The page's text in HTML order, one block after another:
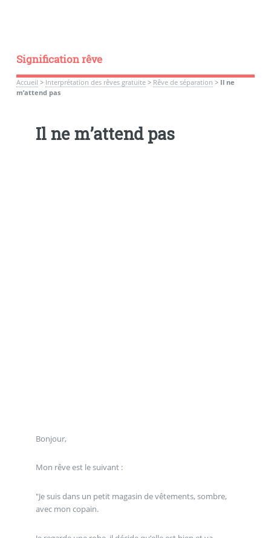
Signification rêve
Accueil > Interprétation des rêves gratuite> Rêve de séparation > Il ne
m’attend pas
Il ne m’attend pas
Bonjour,
Mon rêve est le suivant :
"Je suis dans un petit magasin de vêtements, sombre,
avec mon copain.